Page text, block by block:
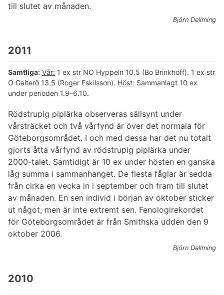
till slutet av månaden.
Björn Dellming
2011
Samtliga: Vår: 1 ex str NO Hyppeln 10.5 (Bo Brinkhoff). 1 ex str
O Galterö 13.5 (Roger Eskilsson). Höst: Sammanlagt 10 ex
under perioden 1.9–6.10.
Rödstrupig piplärka observeras sällsynt under
vårsträcket och två vårfynd är över det normala för
Göteborgsområdet. I och med dessa har det nu totalt
gjorts åtta vårfynd av rödstrupig piplärka under
2000-talet. Samtidigt är 10 ex under hösten en ganska
låg summa i sammanhanget. De flesta fåglar är sedda
från cirka en vecka in i september och fram till slutet
av månaden. En sen individ i början av oktober sticker
ut något, men är inte extremt sen. Fenologirekordet
för Göteborgsområdet är från Smithska udden den 9
oktober 2006.
Björn Dellming
2010